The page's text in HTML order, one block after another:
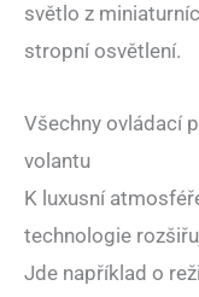
světlo z
stropní osvětlení.
Všechny ovládací
volantu
K luxusní
technologie
Jde například o